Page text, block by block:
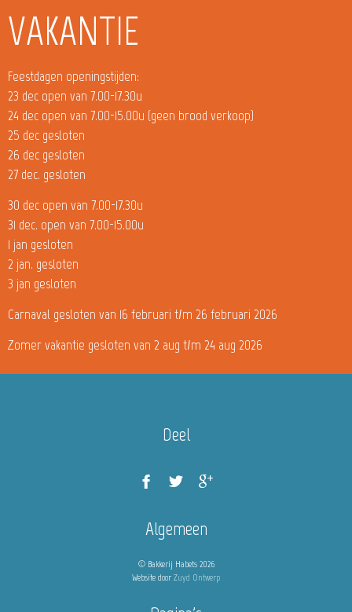
VAKANTIE
Feestdagen openingstijden:
23 dec open van 7.00-17.30u
24 dec open van 7.00-15.00u (geen brood verkoop)
25 dec gesloten
26 dec gesloten
27 dec. gesloten
30 dec open van 7.00-17.30u
31 dec. open van 7.00-15.00u
1 jan gesloten
2 jan. gesloten
3 jan gesloten
Carnaval gesloten van 16 februari t/m 26 februari 2026
Zomer vakantie gesloten van 2 aug t/m 24 aug 2026
Deel
Algemeen
© Bakkerij Habets 2026
Website door Zuyd Ontwerp